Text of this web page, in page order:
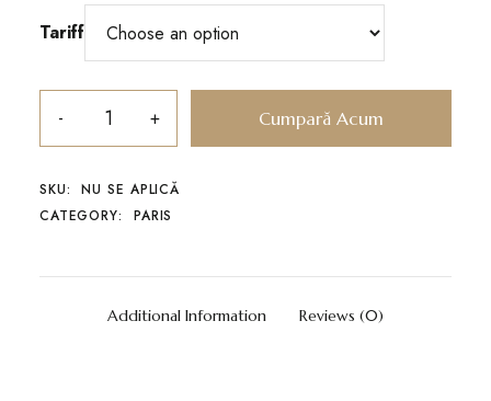
Tariff
Cumpară Acum
SKU:
NU SE APLICĂ
CATEGORY:
PARIS
Additional Information Reviews (0)